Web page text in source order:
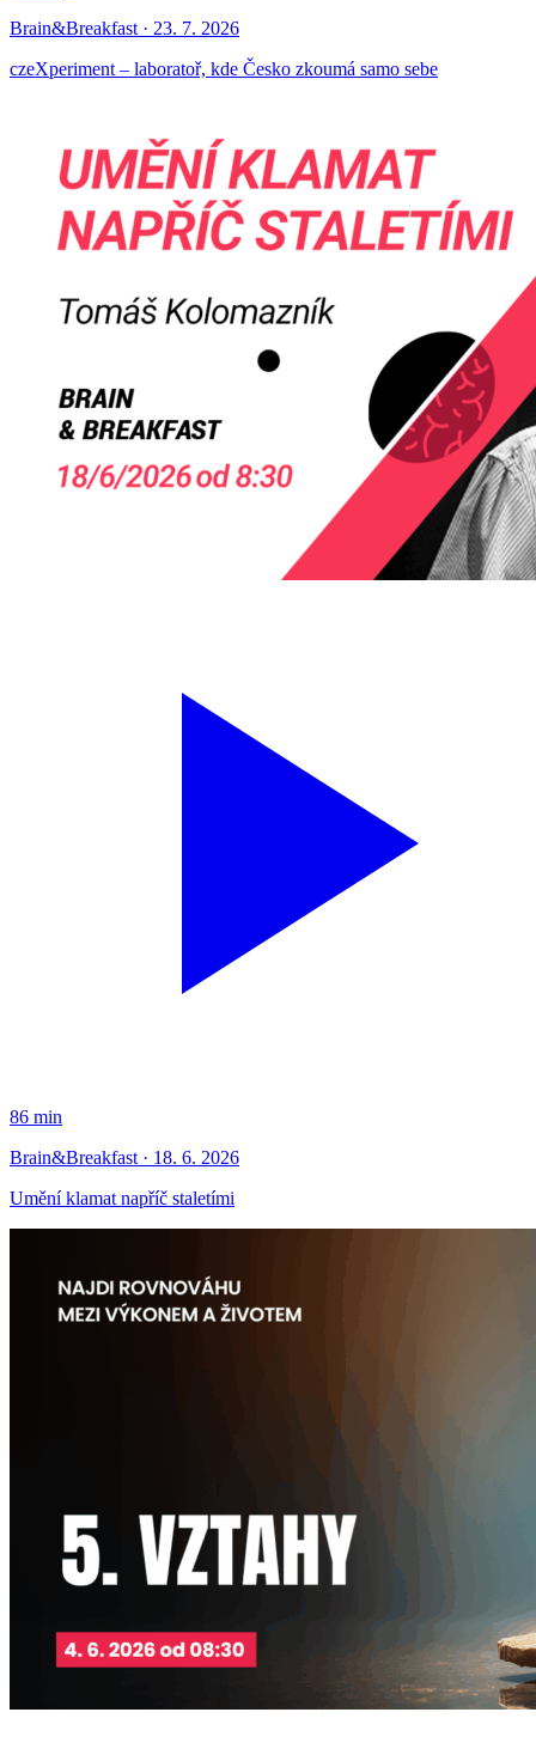
Brain&Breakfast · 23. 7. 2026
czeXperiment – laboratoř, kde Česko zkoumá samo sebe
86 min
Brain&Breakfast · 18. 6. 2026
Umění klamat napříč staletími